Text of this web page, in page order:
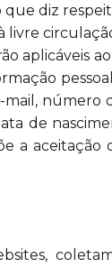
que diz
livre
aplicáveis
número
de
a aceitação